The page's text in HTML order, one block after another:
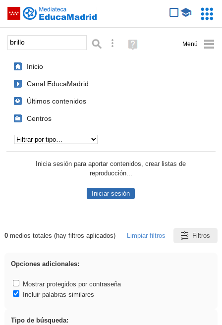
Saltar navegación
Palabra o frase: Búsqueda avanzada
Ayuda
(en
Inicio
Canal EducaMadrid
Últimos contenidos
Centros
Inicia sesión para aportar contenidos, crear listas de
reproducción...
Iniciar sesión
Resultados de: brillo
0medios totales (hay filtros aplicados) Limpiar filtros Filtros
Opciones adicionales:
Mostrar protegidos por contraseña
Incluir palabras similares
Tipo de búsqueda: